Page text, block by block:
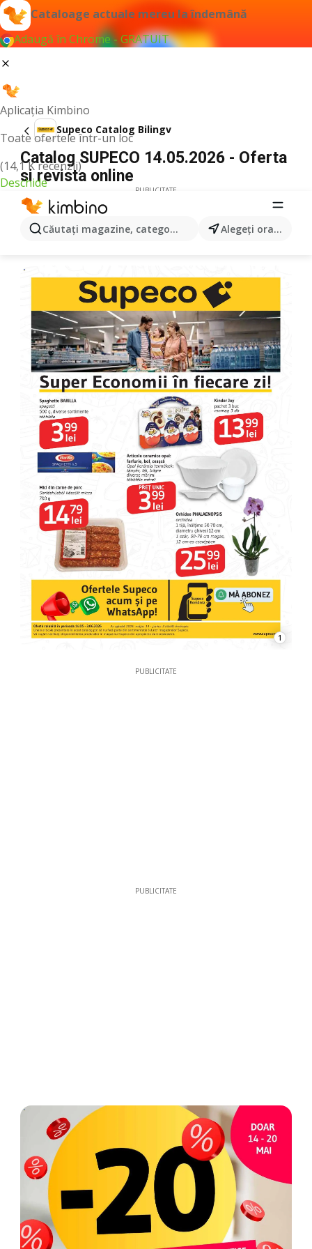
Cataloage actuale mereu la îndemână
Adaugă în Chrome - GRATUIT
Aplicația Kimbino
Toate ofertele într-un loc
(14,1 K recenzii)
Deschide
Căutaţi magazine, categorii, produse... Alegeţi oraşul
Supeco Catalog Bilingv
Catalog SUPECO 14.05.2026 - Oferta
si revista online
PUBLICITATE
1
PUBLICITATE
PUBLICITATE